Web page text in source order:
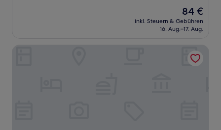
Der
Preis
beträgt
84 €
inkl. Steuern & Gebühren
16. Aug.–17. Aug.